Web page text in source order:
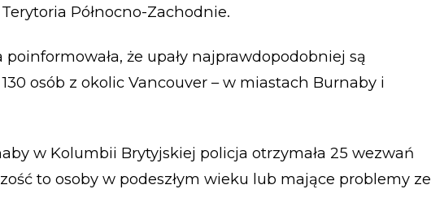
Północno-Zachodnie.
że upały najprawdopodobniej są
osób z okolic Vancouver – w miastach Burnaby i
w Kolumbii Brytyjskiej policja otrzymała 25 wezwań
to osoby w podeszłym wieku lub mające problemy ze